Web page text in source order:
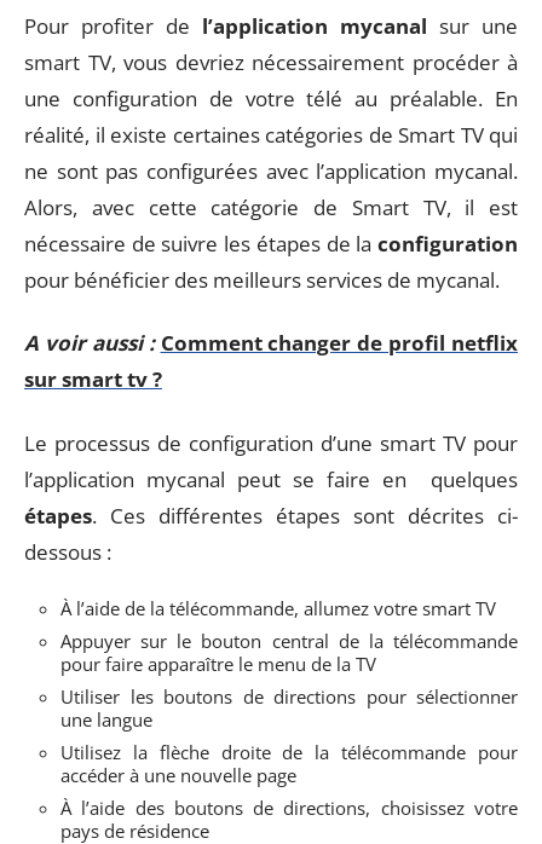
Pour profiter de l’application mycanal sur une
smart TV, vous devriez nécessairement procéder à
une configuration de votre télé au préalable. En
réalité, il existe certaines catégories de Smart TV qui
ne sont pas configurées avec l’application mycanal.
Alors, avec cette catégorie de Smart TV, il est
nécessaire de suivre les étapes de la configuration
pour bénéficier des meilleurs services de mycanal.
A voir aussi : Comment changer de profil netflix
sur smart tv ?
Le processus de configuration d’une smart TV pour
l’application mycanal peut se faire en quelques
étapes. Ces différentes étapes sont décrites ci-
dessous :
À l’aide de la télécommande, allumez votre smart TV
Appuyer sur le bouton central de la télécommande
pour faire apparaître le menu de la TV
Utiliser les boutons de directions pour sélectionner
une langue
Utilisez la flèche droite de la télécommande pour
accéder à une nouvelle page
À l’aide des boutons de directions, choisissez votre
pays de résidence